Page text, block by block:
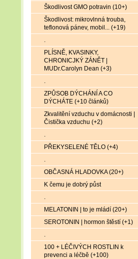
Škodlivost GMO potravin (10+)
Škodlivost: mikrovlnná trouba,
teflonová pánev, mobil... (+19)
.
PLÍSNĚ, KVASINKY,
CHRONICJKÝ ZÁNĚT |
MUDr.Carolyn Dean (+3)
.
ZPŮSOB DÝCHÁNÍ A CO
DÝCHÁTE (+10 článků)
Zkvalitění vzduchu v domácnosti |
Čistička vzduchu (+2)
.
PŘEKYSELENÉ TĚLO (+4)
.
OBČASNÁ HLADOVKA (20+)
K čemu je dobrý půst
.
MELATONIN | to je mládí (20+)
SEROTONIN | hormon štěstí (+1)
.
100 + LÉČIVÝCH ROSTLIN k
prevenci a léčbě (+100)